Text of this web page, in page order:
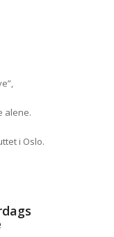
alene.
i Oslo.